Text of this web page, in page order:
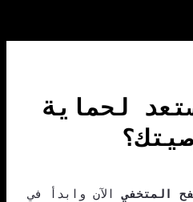
لحماية
المتخفيالآن وابدأ في